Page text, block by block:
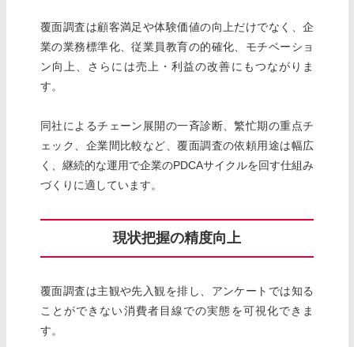
覆面調査は顧客満足や体験価値の向上だけでなく、企
業の業務標準化、従業員教育の的確化、モチベーショ
ン向上、さらには売上・利益の改善にもつながりま
す。
同社によるチェーン展開の一斉診断、繁忙期の重点チ
ェック、企業間比較など、覆面調査の依頼用途は幅広
く、継続的な運用で企業のPDCAサイクルを回す仕組み
づくりに適しています。
現状把握の精度向上
覆面調査は主観や先入観を排し、アンケートでは知る
ことができない消費者目線での実態を可視化できま
す。